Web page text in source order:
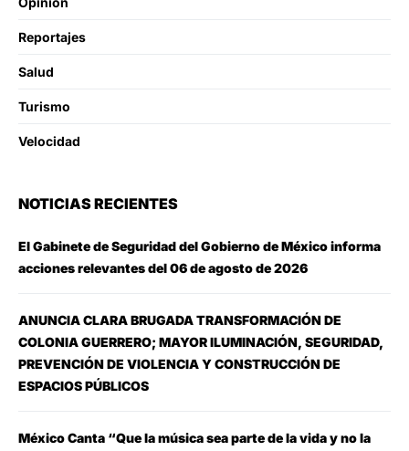
Reportajes
Salud
Turismo
Velocidad
NOTICIAS RECIENTES
El Gabinete de Seguridad del Gobierno de México informa
acciones relevantes del 06 de agosto de 2026
ANUNCIA CLARA BRUGADA TRANSFORMACIÓN DE
COLONIA GUERRERO; MAYOR ILUMINACIÓN, SEGURIDAD,
PREVENCIÓN DE VIOLENCIA Y CONSTRUCCIÓN DE
ESPACIOS PÚBLICOS
México Canta “Que la música sea parte de la vida y no la